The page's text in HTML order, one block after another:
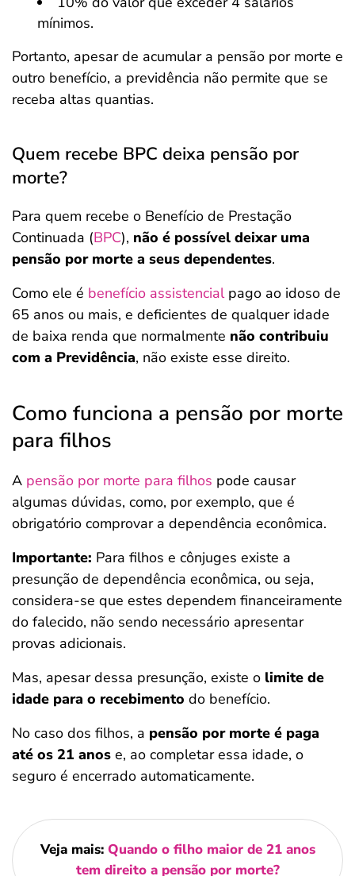
mínimos.
Portanto, apesar de acumular a pensão por morte e
outro benefício, a previdência não permite que se
receba altas quantias.
Quem recebe BPC deixa pensão por
morte?
Para quem recebe o Benefício de Prestação
Continuada (BPC), não é possível deixar uma
pensão por morte a seus dependentes.
Como ele é benefício assistencialpago ao idoso de
65 anos ou mais, e deficientes de qualquer idade
de baixa renda que normalmente não contribuiu
com a Previdência, não existe esse direito.
Como funciona a pensão por morte
para filhos
A pensão por morte para filhos pode causar
algumas dúvidas, como, por exemplo, que é
obrigatório comprovar a dependência econômica.
Importante: Para filhos e cônjuges existe a
presunção de dependência econômica, ou seja,
considera-se que estes dependem financeiramente
do falecido, não sendo necessário apresentar
provas adicionais.
Mas, apesar dessa presunção, existe o limite de
idade para o recebimento do benefício.
No caso dos filhos, a pensão por morte é paga
até os 21 anos e, ao completar essa idade, o
seguro é encerrado automaticamente.
Veja mais: Quando o filho maior de 21 anos
tem direito a pensão por morte?